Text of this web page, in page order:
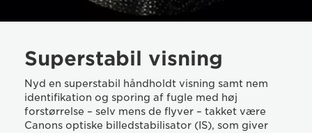
Superstabil visning
Nyd en superstabil håndholdt visning samt nem
identifikation og sporing af fugle med høj
forstørrelse – selv mens de flyver – takket være
Canons optiske billedstabilisator (IS), som giver